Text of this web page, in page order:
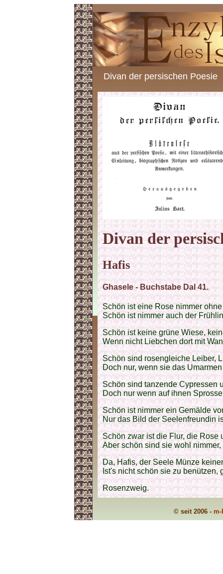
Divan der persischen Poesie
Divan der
Hafis
Ghasele - Buchstabe Dal 41.
Schön ist eine Rose nimmer
Schön ist nimmer auch der
Schön ist keine grüne Wiese,
Wenn nicht Liebchen dort mit
Schön sind rosengleiche Leiber,
Doch nur, wenn sie das
Schön sind tanzende Cypressen
Doch nur wenn auf ihnen
Schön ist nimmer ein Gemälde
Nur das Bild der Seelenfreundin
Schön zwar ist die Flur, die Rose
Aber schön sind sie wohl
Da, Hafis, der Seele Münze
Ist's nicht schön sie zu benützen,
Rosenzweig.
© seit 2006 -